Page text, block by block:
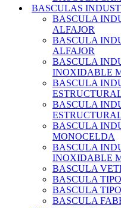
BASCULAS
BASCULA
ALFAJOR
BASCULA
ALFAJOR
BASCULA
INOXIDABLE
BASCULA
BASCULA
BASCULA
MONOCELDA
BASCULA
INOXIDABLE
BASCULA
BASCULA
BASCULA
BASCULA